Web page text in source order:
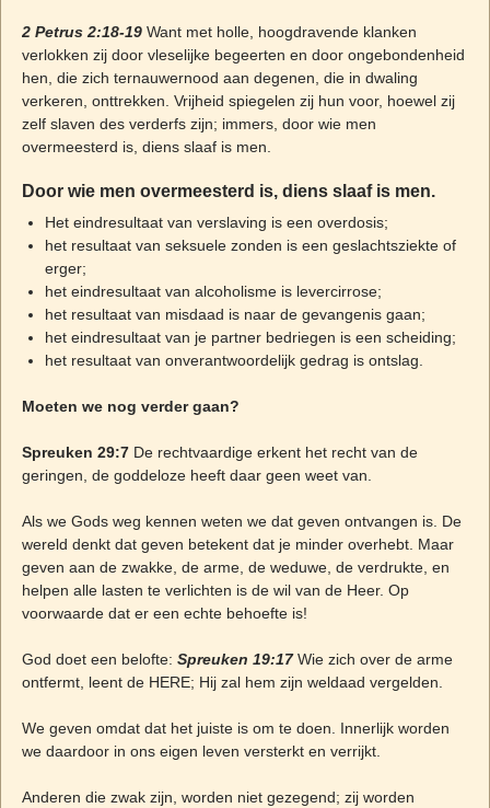
2 Petrus 2:18-19Want met holle, hoogdravende klanken
verlokken zij door vleselijke begeerten en door ongebondenheid
hen, die zich ternauwernood aan degenen, die in dwaling
verkeren, onttrekken. Vrijheid spiegelen zij hun voor, hoewel zij
zelf slaven des verderfs zijn; immers, door wie men
overmeesterd is, diens slaaf is men.
Door wie men overmeesterd is, diens slaaf is men.
Het eindresultaat van verslaving is een overdosis;
het resultaat van seksuele zonden is een geslachtsziekte of
erger;
het eindresultaat van alcoholisme is levercirrose;
het resultaat van misdaad is naar de gevangenis gaan;
het eindresultaat van je partner bedriegen is een scheiding;
het resultaat van onverantwoordelijk gedrag is ontslag.
Moeten we nog verder gaan?
Spreuken 29:7De rechtvaardige erkent het recht van de
geringen, de goddeloze heeft daar geen weet van.
Als we Gods weg kennen weten we dat geven ontvangen is. De
wereld denkt dat geven betekent dat je minder overhebt. Maar
geven aan de zwakke, de arme, de weduwe, de verdrukte, en
helpen alle lasten te verlichten is de wil van de Heer. Op
voorwaarde dat er een echte behoefte is!
God doet een belofte: Spreuken 19:17Wie zich over de arme
ontfermt, leent de HERE; Hij zal hem zijn weldaad vergelden.
We geven omdat dat het juiste is om te doen. Innerlijk worden
we daardoor in ons eigen leven versterkt en verrijkt.
Anderen die zwak zijn, worden niet gezegend; zij worden